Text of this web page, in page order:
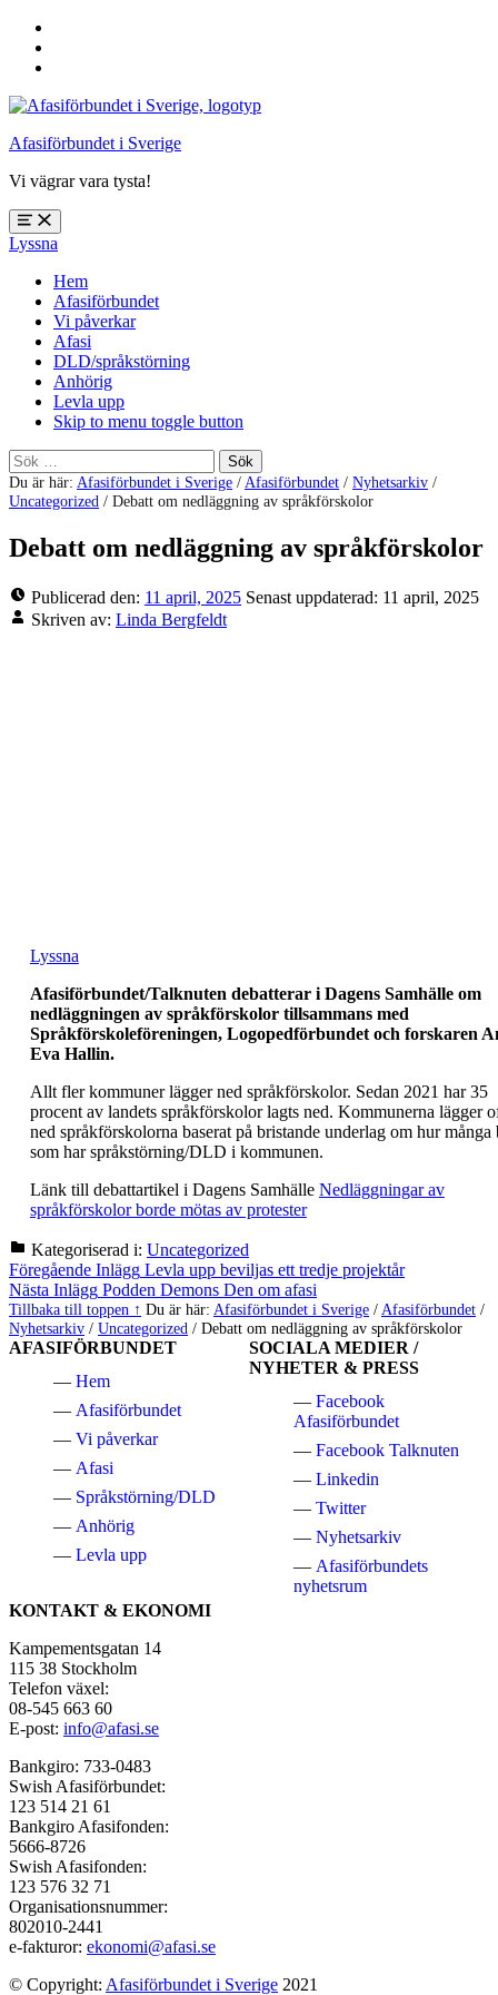
sidfoten
Afasiförbundet i Sverige
Vi vägrar vara tysta!
Öppna
meny:
%s
Lyssna
Hem
Afasiförbundet
Vi påverkar
Afasi
DLD/språkstörning
Anhörig
Levla upp
Skip to menu toggle button
Sök
efter:
Du är här: Afasiförbundet i Sverige /Afasiförbundet / Nyhetsarkiv /
Uncategorized / Debatt om nedläggning av språkförskolor
Debatt om nedläggning av språkförskolor
Publicerad den: 11 april, 2025 Senast uppdaterad: 11 april, 2025
Skriven av: Linda Bergfeldt
Lyssna
Afasiförbundet/Talknuten debatterar i Dagens Samhälle om
nedläggningen av språkförskolor tillsammans med
Språkförskoleföreningen, Logopedförbundet och forskaren
Eva Hallin.
Allt fler kommuner lägger ned språkförskolor. Sedan 2021 har 35
procent av landets språkförskolor lagts ned. Kommunerna lägger
ned språkförskolorna baserat på bristande underlag om hur många
som har språkstörning/DLD i kommunen.
Länk till debattartikel i Dagens Samhälle Nedläggningar av
språkförskolor borde mötas av protester
Kategoriserad i: Uncategorized
Hoppa
tillbaka
till
huvudnavigeringen
Inläggsnavigering
Föregående Inlägg Levla upp beviljas ett tredje projektår
Nästa Inlägg Podden Demons Den om afasi
Tillbaka till toppen ↑ Du är här: Afasiförbundet i Sverige / Afasiförbundet /
Nyhetsarkiv / Uncategorized / Debatt om nedläggning av språkförskolor
AFASIFÖRBUNDET
Hem
Afasiförbundet
Vi påverkar
Afasi
Språkstörning/DLD
Anhörig
Levla upp
SOCIALA MEDIER /
NYHETER & PRESS
Facebook
Afasiförbundet
Facebook Talknuten
Linkedin
Twitter
Nyhetsarkiv
Afasiförbundets
nyhetsrum
KONTAKT & EKONOMI
Kampementsgatan 14
115 38 Stockholm
Telefon växel:
08-545 663 60
E-post: info@afasi.se
Bankgiro: 733-0483
Swish Afasiförbundet:
123 514 21 61
Bankgiro Afasifonden:
5666-8726
Swish Afasifonden:
123 576 32 71
Organisationsnummer:
802010-2441
e-fakturor: ekonomi@afasi.se
© Copyright: Afasiförbundet i Sverige 2021